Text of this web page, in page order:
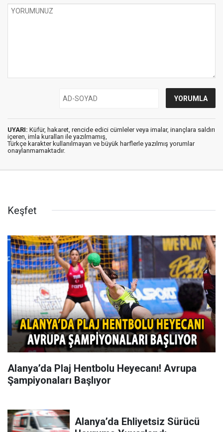
UYARI: Küfür, hakaret, rencide edici cümleler veya imalar, inançlara saldırı
içeren, imla kuralları ile yazılmamış,
Türkçe karakter kullanılmayan ve büyük harflerle yazılmış yorumlar
onaylanmamaktadır.
Keşfet
Alanya’da Plaj Hentbolu Heyecanı! Avrupa
Şampiyonaları Başlıyor
Alanya’da Ehliyetsiz Sürücü